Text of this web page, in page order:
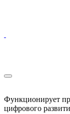
Функционирует
цифрового